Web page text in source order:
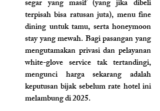
segar yang masif (yang jika dibeli
terpisah bisa ratusan juta), menu fine
dining untuk tamu, serta honeymoon
stay yang mewah. Bagi pasangan yang
mengutamakan privasi dan pelayanan
white-glove service tak tertandingi,
mengunci harga sekarang adalah
keputusan bijak sebelum rate hotel ini
melambung di 2025.